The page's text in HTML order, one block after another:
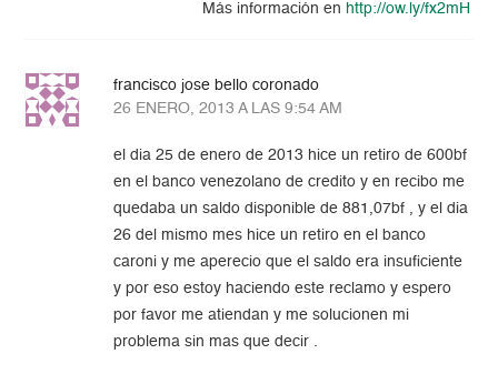
Más información en http://ow.ly/fx2mH
francisco jose bello coronado
26 ENERO, 2013 A LAS 9:54 AM
el dia 25 de enero de 2013 hice un retiro de 600bf
en el banco venezolano de credito y en recibo me
quedaba un saldo disponible de 881,07bf , y el dia
26 del mismo mes hice un retiro en el banco
caroni y me aperecio que el saldo era insuficiente
y por eso estoy haciendo este reclamo y espero
por favor me atiendan y me solucionen mi
problema sin mas que decir .